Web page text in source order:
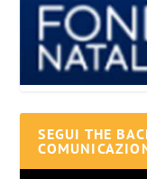
SEGUI THE